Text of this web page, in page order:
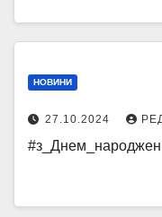
НОВИНИ
27.10.2024